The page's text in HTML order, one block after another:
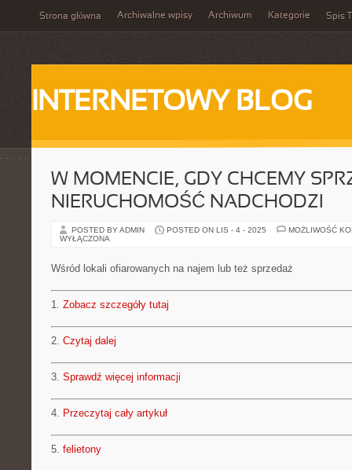
Strona główna Archiwalne wpisy Archiwum Kategorie Spis
INTERNETOWY BLOG
W MOMENCIE, GDY CHCEMY
NIERUCHOMOŚĆ NADCHODZI
POSTED BY ADMIN POSTED ON LIS - 4 - 2025
MOŻLIWOŚĆ
WYŁĄCZONA
Wśród lokali ofiarowanych na najem lub też sprzedaż
1. Zobacz szczegóły tutaj
2. Czytaj dalej
3. Sprawdź więcej informacji
4. Przeczytaj cały artykuł
5. felietony